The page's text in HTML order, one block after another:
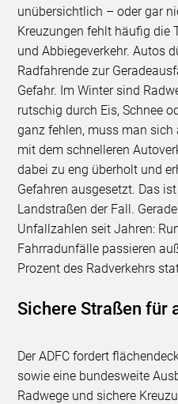
unübersichtlich – oder gar
Kreuzungen fehlt häufig die
und Abbiegeverkehr. Autos
Radfahrende zur
Gefahr. Im Winter sind
rutschig durch Eis, Schnee
ganz fehlen, muss man
mit dem schnelleren
dabei zu eng überholt und
Gefahren ausgesetzt. Das
Landstraßen der Fall.
Unfallzahlen seit Jahren:
Fahrradunfälle passieren
Prozent des Radverkehrs
Sichere Straßen für
Der ADFC fordert
sowie eine bundesweite
Radwege und sichere